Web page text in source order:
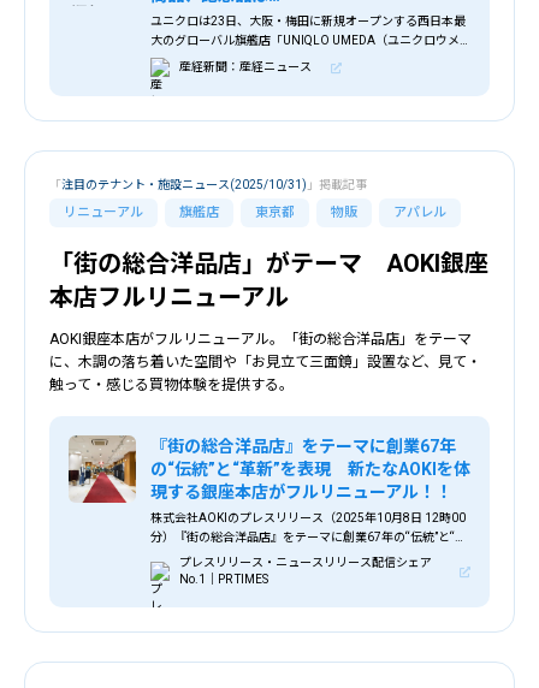
ユニクロは23日、大阪・梅田に新規オープンする西日本最
大のグローバル旗艦店「UNIQLO UMEDA（ユニクロウメ
ダ）」を報道陣に公開した。同社のファッション…
産経新聞：産経ニュース
リニューアル 旗艦店 東京都 物販 アパレル
「注目のテナント・施設ニュース(2025/10/31) 」掲載記事
「街の総合洋品店」がテーマ AOKI銀座
本店フルリニューアル
AOKI銀座本店がフルリニューアル。「街の総合洋品店」をテーマ
に、木調の落ち着いた空間や「お見立て三面鏡」設置など、見て・
触って・感じる買物体験を提供する。
『街の総合洋品店』をテーマに創業67年
の“伝統”と“革新”を表現 新たなAOKIを体
現する銀座本店がフルリニューアル！！
株式会社AOKIのプレスリリース（2025年10月8日 12時00
分）『街の総合洋品店』をテーマに創業67年の“伝統”と“革
新”を表現 新たなAOKIを体現する銀座本店がフルリニュ
ーアル！！
プレスリリース・ニュースリリース配信シェア
No.1｜PR TIMES